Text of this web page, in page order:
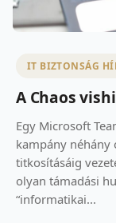
IT BIZTONSÁG
A Chaos
Egy Microsoft
kampány néhány
titkosításáig
olyan támadási
“informatikai...